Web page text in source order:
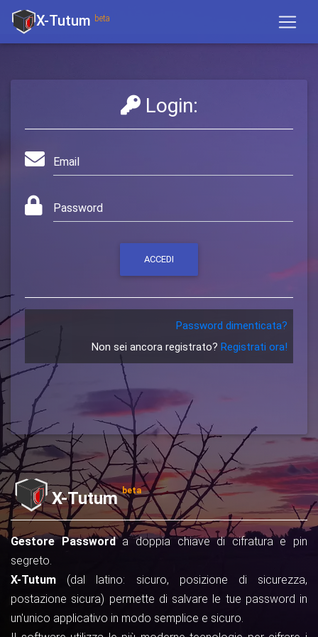
X-Tutum beta
X-Tutumbeta
Gestore Passworda doppia chiave di cifratura e pin
segreto.
X-Tutum (dal latino: sicuro, posizione di sicurezza,
postazione sicura) permette di salvare le tue password in
un'unico applicativo in modo semplice e sicuro.
Login:
ACCEDI
Password dimenticata?
Non sei ancora registrato? Registrati ora!